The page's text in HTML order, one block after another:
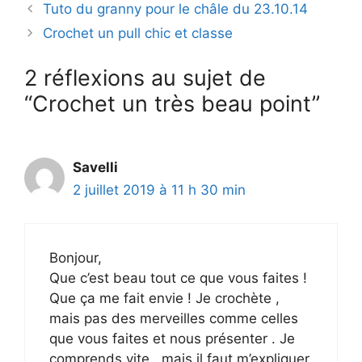
Tuto du granny pour le châle du 23.10.14
Crochet un pull chic et classe
2 réflexions au sujet de
“Crochet un très beau point”
Savelli
2 juillet 2019 à 11 h 30 min
Bonjour,
Que c’est beau tout ce que vous faites !
Que ça me fait envie ! Je crochète ,
mais pas des merveilles comme celles
que vous faites et nous présenter . Je
comprends vite , mais il faut m’expliquer